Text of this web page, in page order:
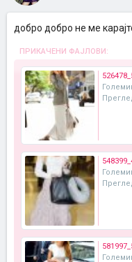
добро добро не ме
ПРИКАЧЕНИ ФАЈЛОВИ: